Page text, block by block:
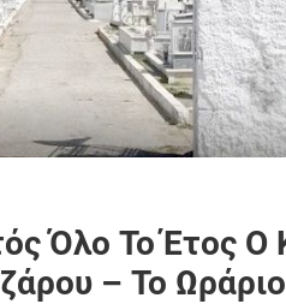
Όλο Το Έτος Ο
– Το